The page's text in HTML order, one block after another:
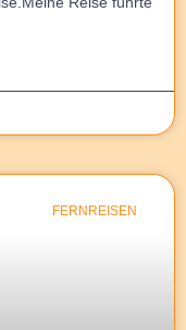
FERNREISEN